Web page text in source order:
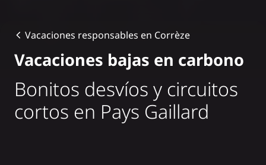
Vacaciones responsables en Corrèze
Vacaciones bajas en carbono
Bonitos desvíos y circuitos
cortos en Pays Gaillard